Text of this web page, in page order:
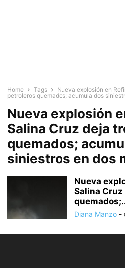
Home Tags
Nueva explosión en
petroleros quemados; acumula dos
Nueva explosión
Salina Cruz deja
quemados;
siniestros en dos
Nueva
Salina
Diana Manzo -